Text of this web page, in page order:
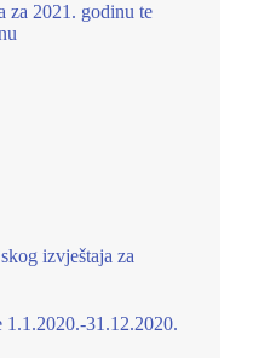
za 2021. godinu te
izvještaja za
31.12.2020.